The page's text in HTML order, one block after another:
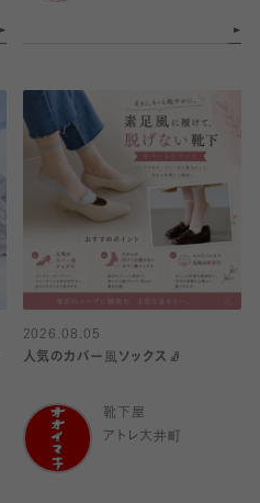
2026.08.05
人気のカバー風ソックス🧦
靴下屋
アトレ大井町